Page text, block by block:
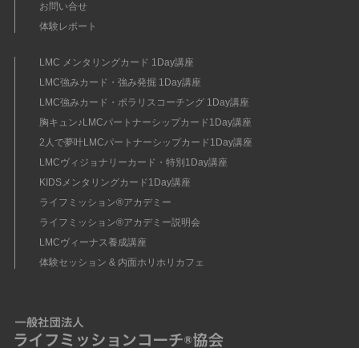
お問い合せ
体験レポート
LMC メンタリングカード 1Day講座
LMC強みカード・強み発掘 1Day講座
LMC強みカード・ポラリスコーチング 1Day講座
胸キュン♪LMCパートナーシップカード1Day講座
2人で夢叶LMCパートナーシップカード1Day講座
LMCヴィジョナリーカード・特別1Day講座
KIDSメンタリングカード1Day講座
ライフミッション®︎アカデミー
ライフミッション®︎アカデミー説明会
LMCヴィーナス養成講座
体験セッション & 内面ホリホリカフェ